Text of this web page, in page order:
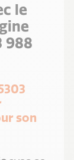
le
988
son